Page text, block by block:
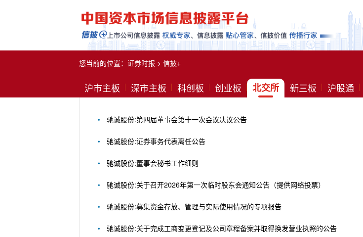
您当前的位置： 证券时报 > 信披+
沪市主板 深市主板 科创板 创业板 北交所 新三板 沪股通
驰诚股份:第四届董事会第十一次会议决议公告
驰诚股份:证券事务代表离任公告
驰诚股份:董事会秘书工作细则
驰诚股份:关于召开2026年第一次临时股东会通知公告（提供网络投票）
驰诚股份:募集资金存放、管理与实际使用情况的专项报告
驰诚股份:关于完成工商变更登记及公司章程备案并取得换发营业执照的公告